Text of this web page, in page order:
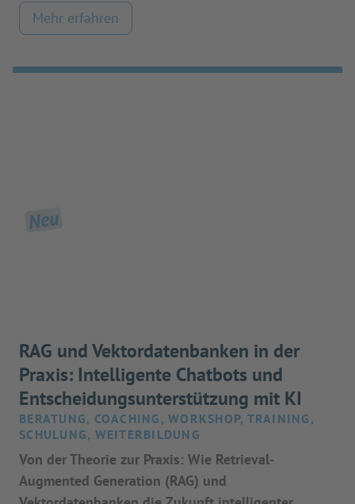
Mehr erfahren
Neu
RAG und Vektordatenbanken in der
Praxis: Intelligente Chatbots und
Entscheidungsunterstützung mit KI
BERATUNG, COACHING, WORKSHOP, TRAINING,
SCHULUNG, WEITERBILDUNG
Von der Theorie zur Praxis: Wie Retrieval-
Augmented Generation (RAG) und